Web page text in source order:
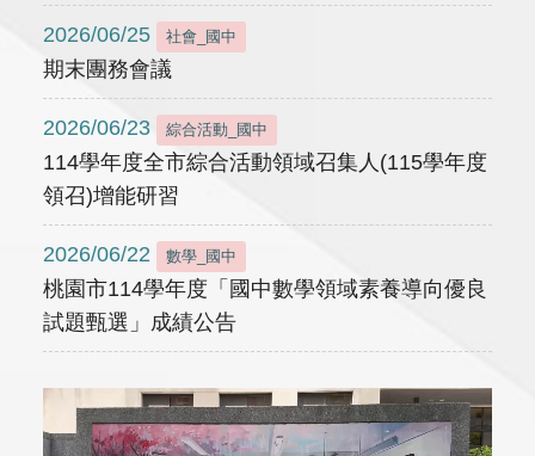
2026/06/25 社會_國中
期末團務會議
2026/06/23 綜合活動_國中
114學年度全市綜合活動領域召集人(115學年度
領召)增能研習
2026/06/22 數學_國中
桃園市114學年度「國中數學領域素養導向優良
試題甄選」成績公告